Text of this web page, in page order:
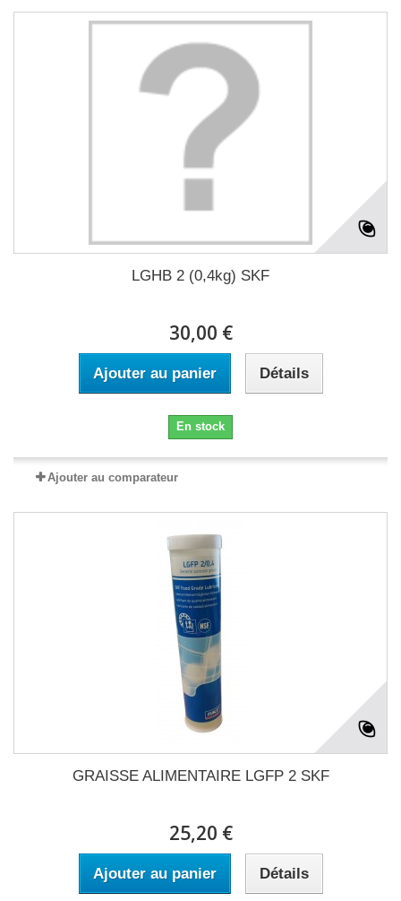
LGHB 2 (0,4kg) SKF
30,00 €
Ajouter au panier Détails
En stock
Ajouter au comparateur
GRAISSE ALIMENTAIRE LGFP 2 SKF
25,20 €
Ajouter au panier Détails